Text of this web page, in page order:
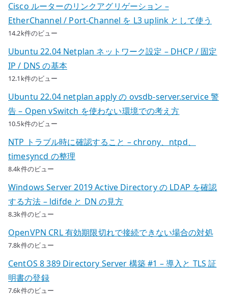
Cisco ルーターのリンクアグリゲーション –
EtherChannel / Port-Channel を L3 uplink として使う
14.2k件のビュー
Ubuntu 22.04 Netplan ネットワーク設定 – DHCP / 固定
IP / DNS の基本
12.1k件のビュー
Ubuntu 22.04 netplan apply の ovsdb-server.service 警
告 – Open vSwitch を使わない環境での考え方
10.5k件のビュー
NTP トラブル時に確認すること – chrony、ntpd、
timesyncd の整理
8.4k件のビュー
Windows Server 2019 Active Directory の LDAP を確認
する方法 – ldifde と DN の見方
8.3k件のビュー
OpenVPN CRL 有効期限切れで接続できない場合の対処
7.8k件のビュー
CentOS 8 389 Directory Server 構築 #1 – 導入と TLS 証
明書の登録
7.6k件のビュー